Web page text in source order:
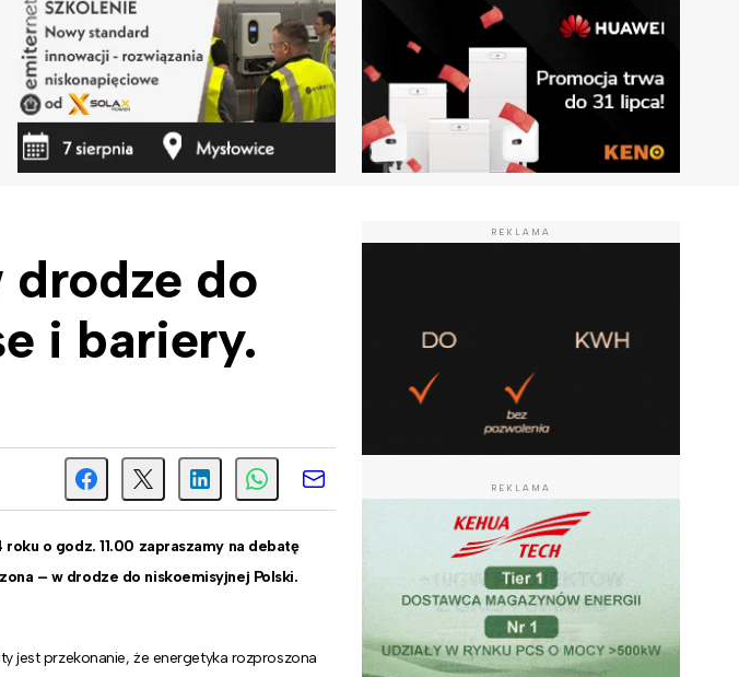
drodze do
i bariery.
o godz. 11.00 zapraszamy na debatę
– w drodze do niskoemisyjnej Polski.
jest przekonanie, że energetyka rozproszona
REKLAMA
REKLAMA